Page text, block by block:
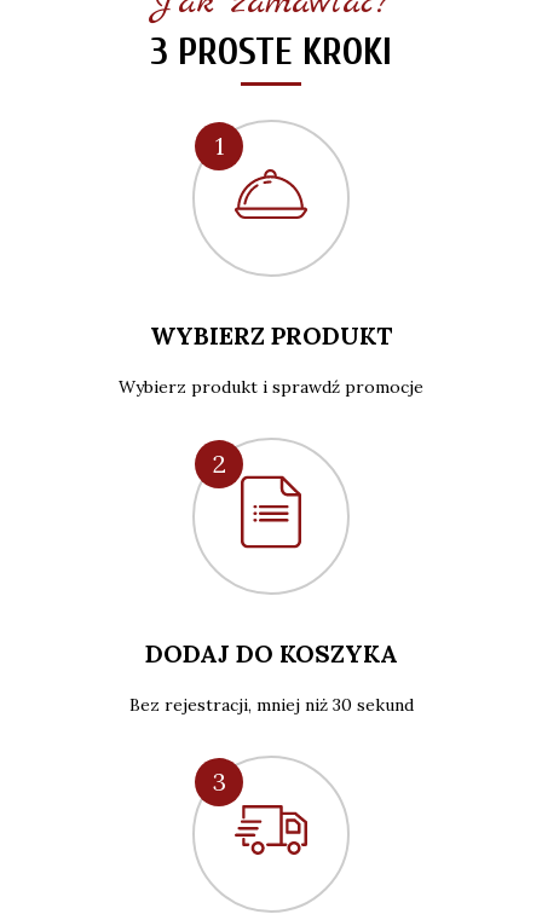
3 PROSTE KROKI
1
WYBIERZ PRODUKT
Wybierz produkt i sprawdź promocje
2
DODAJ DO KOSZYKA
Bez rejestracji, mniej niż 30 sekund
3